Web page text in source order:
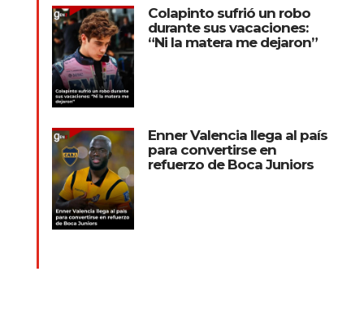
Colapinto sufrió un robo
durante sus vacaciones:
“Ni la matera me dejaron”
Enner Valencia llega al país
para convertirse en
refuerzo de Boca Juniors